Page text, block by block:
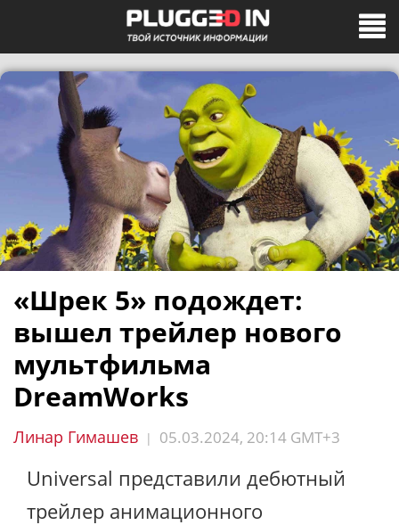
«Шрек 5» подождет:
вышел трейлер нового
мультфильма
DreamWorks
Линар Гимашев | 05.03.2024, 20:14 GMT+3
Universal представили дебютный
трейлер анимационного